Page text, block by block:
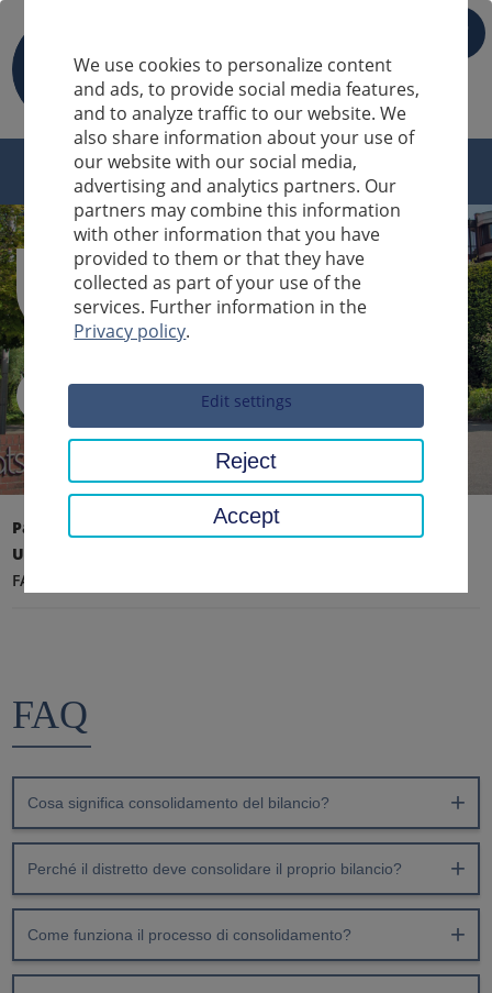
Sucheingabe
Pagina iniziale
Ufficio distrettuale, distretto
Ultime notizie
FAQ
FAQ
Cosa significa consolidamento del bilancio?
Perché il distretto deve consolidare il proprio bilancio?
Come funziona il processo di consolidamento?
We use cookies to personalize content
and ads, to provide social media features,
and to analyze traffic to our website. We
also share information about your use of
our website with our social media,
advertising and analytics partners. Our
partners may combine this information
with other information that you have
provided to them or that they have
collected as part of your use of the
services. Further information in the
Privacy policy.
Edit settings
Reject
Accept